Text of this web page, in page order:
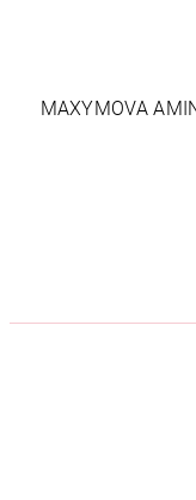
MAXYMOVA